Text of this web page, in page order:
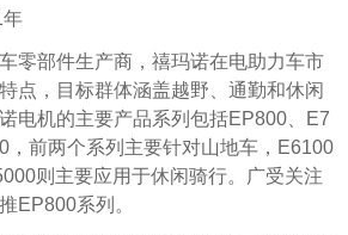
年
零部件生产商，禧玛诺在电助力车市
点，目标群体涵盖越野、通勤和休闲
电机的主要产品系列包括EP800、E7
，前两个系列主要针对山地车，E6100
则主要应用于休闲骑行。广受关注
EP800系列。